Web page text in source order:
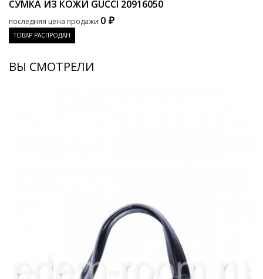
СУМКА ИЗ КОЖИ GUCCI 20916050
последняя цена продажи 0 ₽
ТОВАР РАСПРОДАН
ВЫ СМОТРЕЛИ